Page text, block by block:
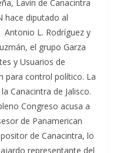
Lavin de Canacintra
hace diputado al
L. Rodríguez y
el grupo Garza
y Usuarios de
para control político. La
Canacintra de Jalisco.
Congreso acusa a
de Panamerican
de Canacintra, lo
representante del